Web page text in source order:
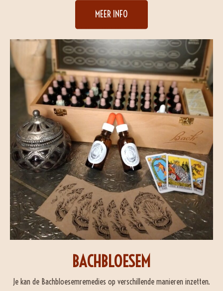
MEER INFO
BACHBLOESEM
Je kan de Bachbloesemremedies op verschillende manieren inzetten.